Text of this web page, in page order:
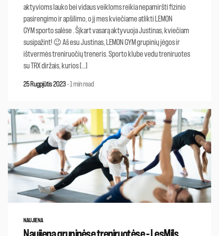
aktyvioms lauko bei vidaus veikloms reikia nepamiršti fizinio
pasirengimo ir apšilimo, o jį mes kviečiame atlikti LEMON
GYM sporto salėse . Šįkart vasarą aktyvuoja Justinas, kviečiam
susipažint! 😉 Aš esu Justinas, LEMON GYM grupinių jėgos ir
ištvermės treniruočių treneris. Sporto klube vedu treniruotes
su TRX diržais, kurios […]
25 Rugpjūtis 2023-1 min read
NAUJIENA